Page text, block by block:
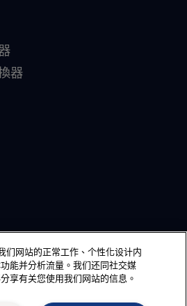
器
们网站的正常工作、个性化设计内
能并分析流量。我们还同社交媒
享有关您使用我们网站的信息。